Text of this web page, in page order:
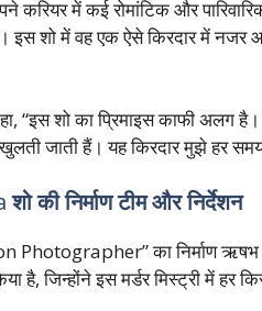
करियर में कई रोमांटिक और
इस शो में वह एक ऐसे किरदार में नजर
“इस शो का प्रिमाइस काफी अलग
जाती हैं। यह किरदार मुझे हर
शो की निर्माण टीम और निर्देशन
Photographer” का निर्माण ऋषभ
है, जिन्होंने इस मर्डर मिस्ट्री में हर